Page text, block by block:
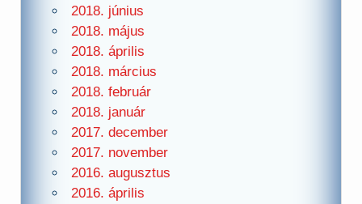
2018. június
2018. május
2018. április
2018. március
2018. február
2018. január
2017. december
2017. november
2016. augusztus
2016. április